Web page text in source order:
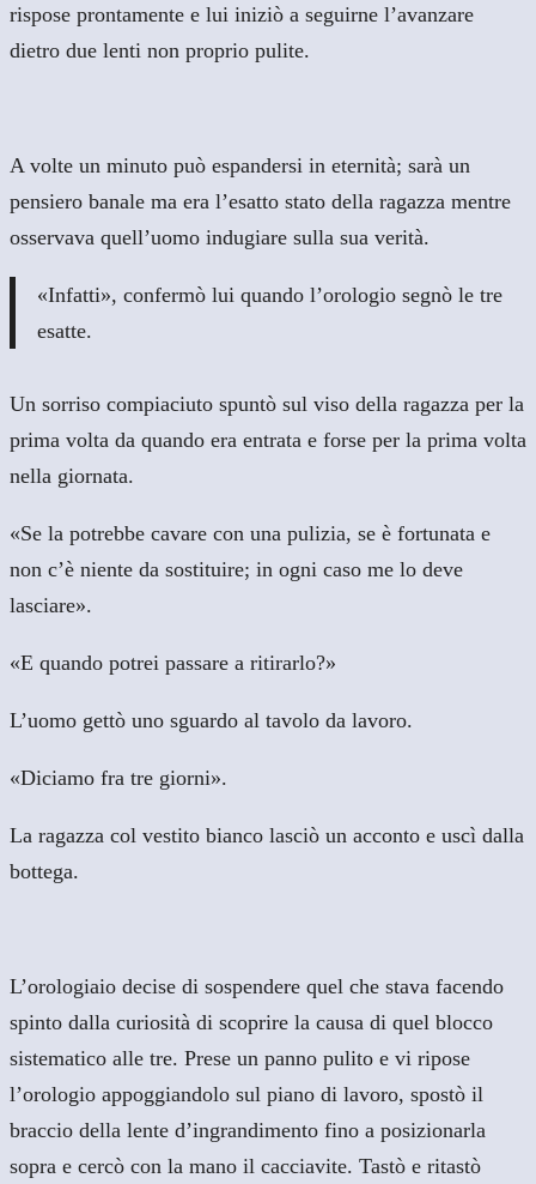
rispose prontamente e lui iniziò a seguirne l’avanzare
dietro due lenti non proprio pulite.
A volte un minuto può espandersi in eternità; sarà un
pensiero banale ma era l’esatto stato della ragazza mentre
osservava quell’uomo indugiare sulla sua verità.
«Infatti», confermò lui quando l’orologio segnò le tre
esatte.
Un sorriso compiaciuto spuntò sul viso della ragazza per la
prima volta da quando era entrata e forse per la prima volta
nella giornata.
«Se la potrebbe cavare con una pulizia, se è fortunata e
non c’è niente da sostituire; in ogni caso me lo deve
lasciare».
«E quando potrei passare a ritirarlo?»
L’uomo gettò uno sguardo al tavolo da lavoro.
«Diciamo fra tre giorni».
La ragazza col vestito bianco lasciò un acconto e uscì dalla
bottega.
L’orologiaio decise di sospendere quel che stava facendo
spinto dalla curiosità di scoprire la causa di quel blocco
sistematico alle tre. Prese un panno pulito e vi ripose
l’orologio appoggiandolo sul piano di lavoro, spostò il
braccio della lente d’ingrandimento fino a posizionarla
sopra e cercò con la mano il cacciavite. Tastò e ritastò